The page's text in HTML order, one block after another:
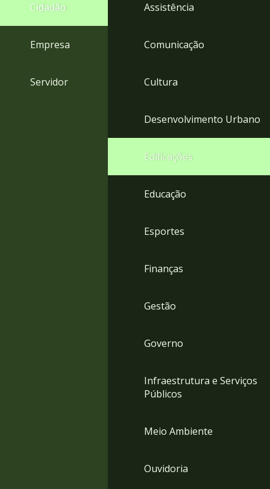
Cidadão
Empresa
Servidor
Assistência
Comunicação
Cultura
Desenvolvimento Urbano
Edificações
Educação
Esportes
Finanças
Gestão
Governo
Infraestrutura e Serviços
Públicos
Meio Ambiente
Ouvidoria